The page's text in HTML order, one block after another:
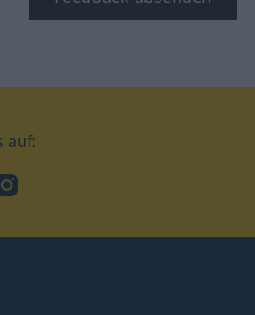
auf:
Instagram